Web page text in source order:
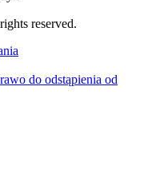
reserved.
do odstąpienia od